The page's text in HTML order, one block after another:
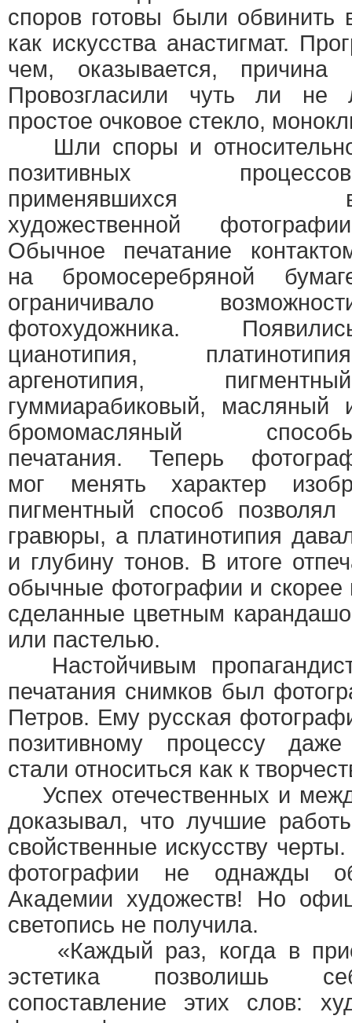
споров готовы были обвинить
как искусства анастигмат.
чем, оказывается, причина
Провозгласили чуть ли не
простое очковое стекло,
Шли споры и
позитивных
применявшихся
художественной
Обычное печатание
на бромосеребряной
ограничивало
фотохудожника.
цианотипия,
аргенотипия,
гуммиарабиковый, масляный
бромомасляный
печатания. Теперь
мог менять характер
пигментный способ
гравюры, а платинотипия
и глубину тонов. В итоге
обычные фотографии и скорее
сделанные цветным
или пастелью.
Настойчивым
печатания снимков был
Петров. Ему русская
позитивному процессу даже
стали относиться как к
Успех отечественных и
доказывал, что лучшие
свойственные искусству
фотографии не однажды
Академии художеств! Но
светопись не получила.
«Каждый раз, когда в
эстетика позволишь
сопоставление этих слов: